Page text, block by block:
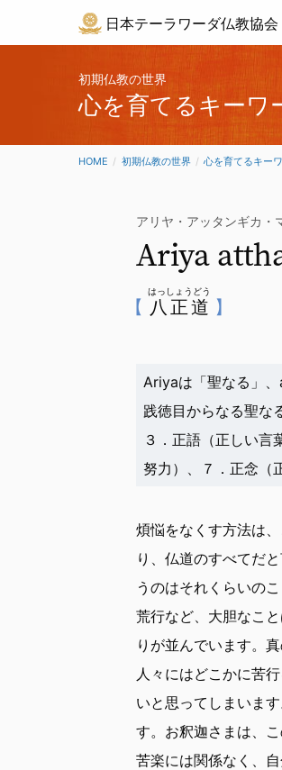
日本テーラワーダ仏教協会
初期仏教の世界
心を育てるキーワ
HOME 初期仏教の世界 心を育てるキー
八正道
はっしょうどう
Ariya
アリヤ・アッタンギカ・
Ariyaは「聖なる」
践徳目からなる聖な
３．正語（正しい言
煩悩をなくす方法は
り、仏道のすべてだ
うのはそれくらいの
荒行など、大胆なこ
りが並んでいます。
人々にはどこかに苦
いと思ってしまいま
す。お釈迦さまは、
苦楽には関係なく、